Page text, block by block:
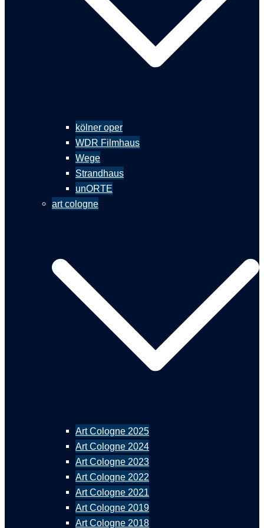
kölner oper
WDR Filmhaus
Wege
Strandhaus
unORTE
art cologne
Art Cologne 2025
Art Cologne 2024
Art Cologne 2023
Art Cologne 2022
Art Cologne 2021
Art Cologne 2019
Art Cologne 2018